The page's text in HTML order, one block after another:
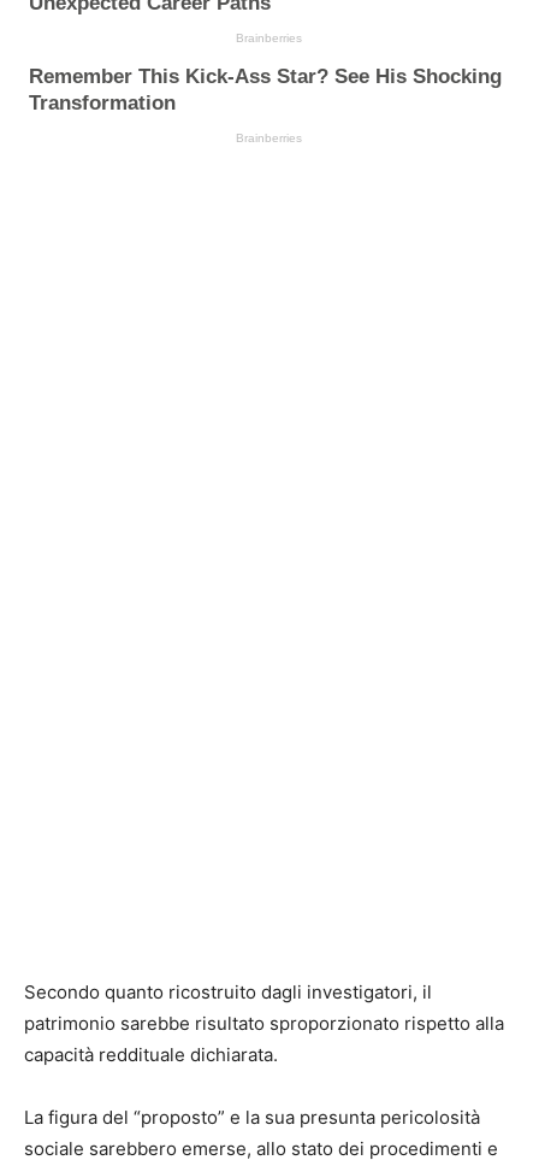
Secondo quanto ricostruito dagli investigatori, il
patrimonio sarebbe risultato sproporzionato rispetto alla
capacità reddituale dichiarata.
La figura del “proposto” e la sua presunta pericolosità
sociale sarebbero emerse, allo stato dei procedimenti e